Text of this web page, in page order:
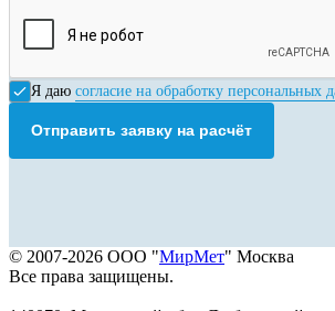
Я даю согласие на обработку персональных
Отправить заявку на расчёт
© 2007-2026 ООО "МирМет" Москва
Все права защищены.